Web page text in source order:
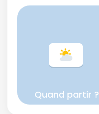
Quand partir ?